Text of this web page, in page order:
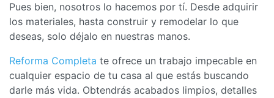
Pues bien, nosotros lo hacemos por tí. Desde adquirir
los materiales, hasta construir y remodelar lo que
deseas, solo déjalo en nuestras manos.
Reforma Completa te ofrece un trabajo impecable en
cualquier espacio de tu casa al que estás buscando
darle más vida. Obtendrás acabados limpios, detalles